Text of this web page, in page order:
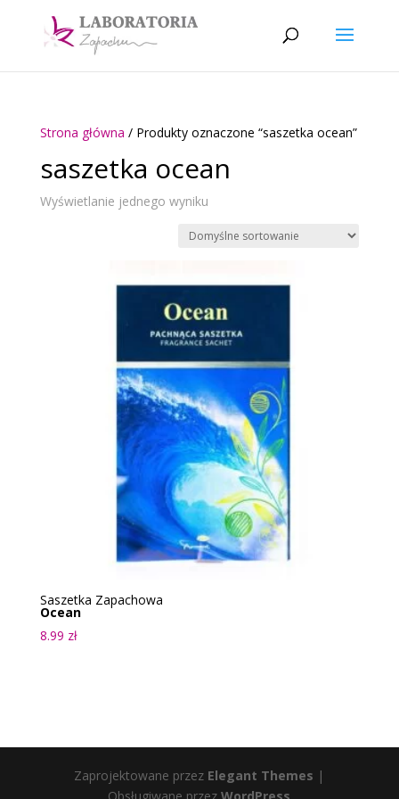
Strona główna / Produkty oznaczone “saszetka ocean”
saszetka ocean
Wyświetlanie jednego wyniku
Saszetka Zapachowa
Ocean
8.99 zł
Zaprojektowane przez Elegant Themes |
Obsługiwane przezWordPress